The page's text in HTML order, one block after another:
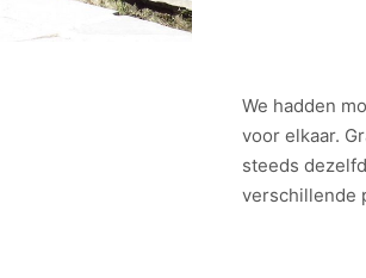
We hadden
voor elkaar.
steeds
verschillende